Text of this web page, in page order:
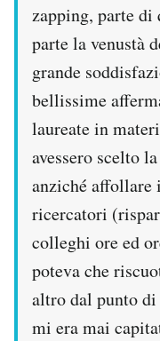
zapping, parte di
parte la venustà
grande
bellissime
laureate in
avessero scelto
anziché
ricercatori
colleghi ore ed
poteva che
altro dal punto
mi era mai